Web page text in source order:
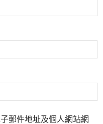
郵件地址及個人網站網